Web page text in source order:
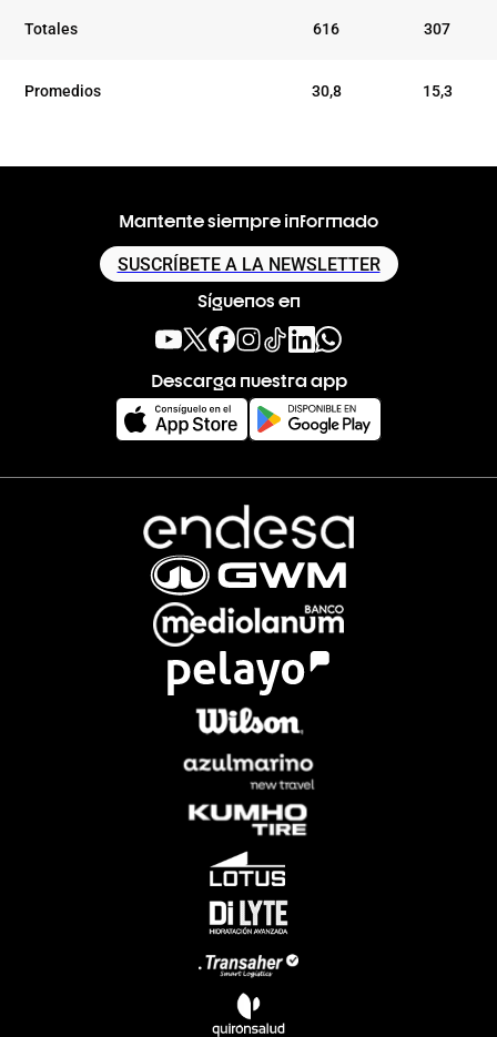
Totales 616 307
Promedios 30,8 15,3
Mantente siempre informado
SUSCRÍBETE A LA NEWSLETTER
Síguenos en
Descarga nuestra app